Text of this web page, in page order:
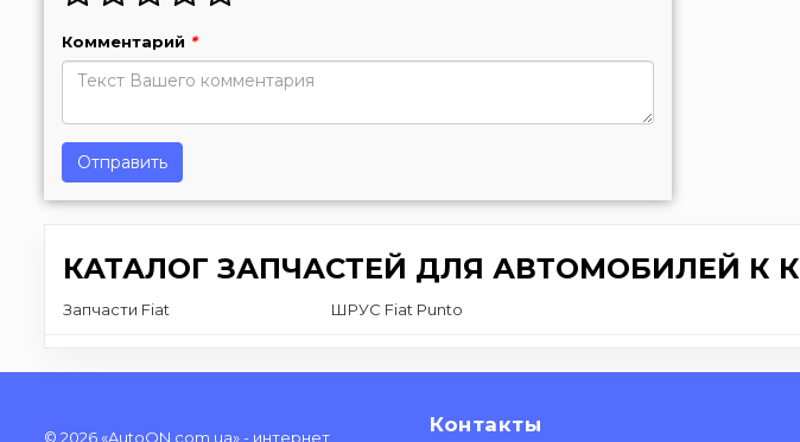
Комментарий *
Отправить
КАТАЛОГ ЗАПЧАСТЕЙ ДЛЯ АВТОМОБИЛЕЙ К
Запчасти Fiat ШРУС Fiat Punto
© 2026 «AutoON.com.ua» - интернет
Контакты